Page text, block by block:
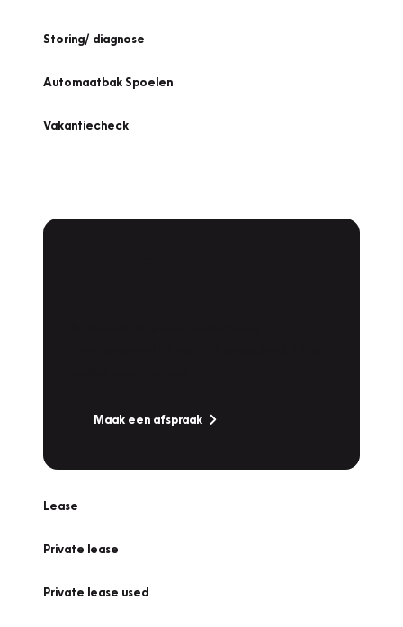
Storing/ diagnose
Automaatbak Spoelen
Vakantiecheck
Maak een afspraak
Lease
Private lease
Private lease used